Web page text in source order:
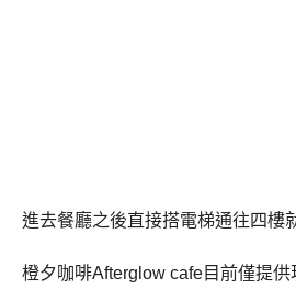
進去餐廳之後直接搭電梯通往四樓
橙夕咖啡Afterglow cafe目前僅提供